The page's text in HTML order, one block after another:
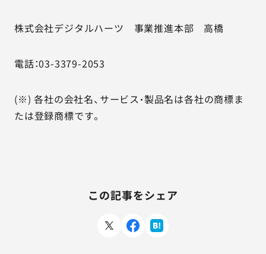
株式会社デジタルハーツ 事業推進本部 高橋
電話：03-3379-2053
(※) 各社の会社名、サービス・製品名は各社の商標ま
たは登録商標です。
この記事をシェア